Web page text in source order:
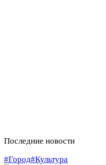
Последние новости
#Город#Культура